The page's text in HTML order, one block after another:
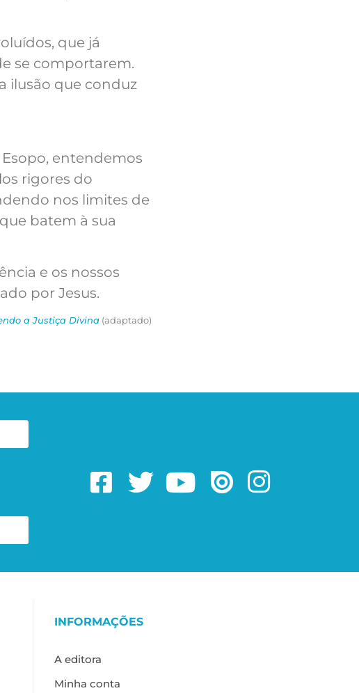
que já
se comportarem.
ilusão que conduz
entendemos
rigores do
nos limites de
batem à sua
e os nossos
por Jesus.
a Justiça Divina (adaptado)
INFORMAÇÕES
A editora
Minha conta